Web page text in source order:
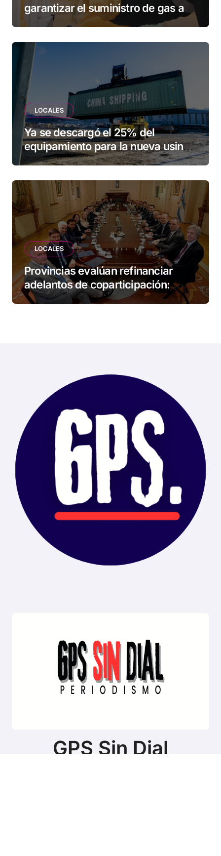
garantizar el suministro de gas a
una familia de Tolhuin
LOCALES
Ya se descargó el 25% del
equipamiento para la nueva usina
de Ushuaia
LOCALES
Provincias evalúan refinanciar
adelantos de coparticipación:
Tierra del Fuego, entre las
GPS Sin Dial